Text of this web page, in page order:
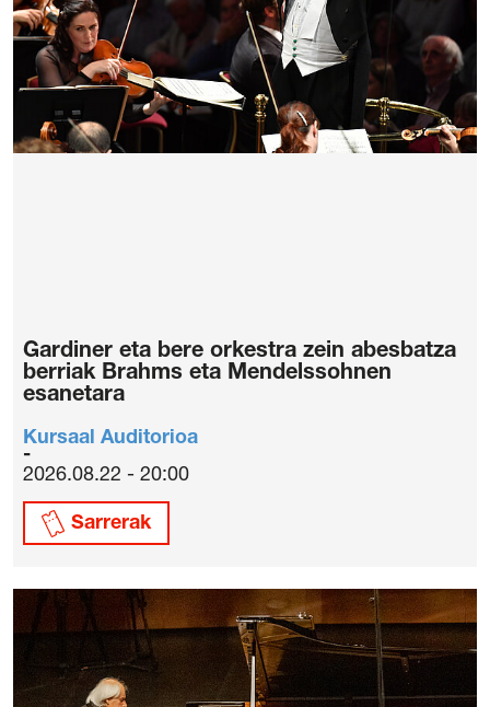
Gardiner eta bere orkestra zein abesbatza
berriak Brahms eta Mendelssohnen
esanetara
Kursaal Auditorioa
2026.08.22 - 20:00
Sarrerak